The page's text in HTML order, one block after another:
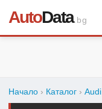
AutoData.bg
Начало › Каталог › Audi